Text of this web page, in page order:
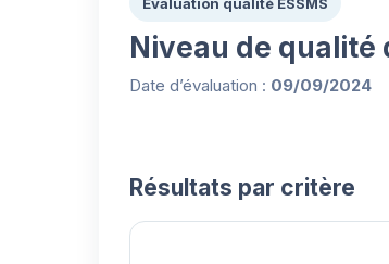
Niveau de qualité
Date d’évaluation : 09/09/2024
Résultats par critère